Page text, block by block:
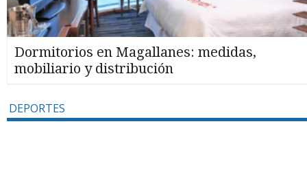
Dormitorios en Magallanes: medidas,
mobiliario y distribución
DEPORTES